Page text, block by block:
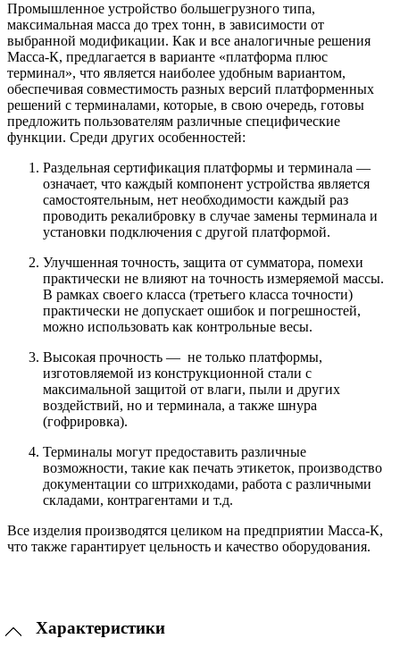
Промышленное устройство большегрузного типа,
максимальная масса до трех тонн, в зависимости от
выбранной модификации. Как и все аналогичные решения
Масса-К, предлагается в варианте «платформа плюс
терминал», что является наиболее удобным вариантом,
обеспечивая совместимость разных версий платформенных
решений с терминалами, которые, в свою очередь, готовы
предложить пользователям различные специфические
функции. Среди других особенностей:
Раздельная сертификация платформы и терминала —
означает, что каждый компонент устройства является
самостоятельным, нет необходимости каждый раз
проводить рекалибровку в случае замены терминала и
установки подключения с другой платформой.
Улучшенная точность, защита от сумматора, помехи
практически не влияют на точность измеряемой массы.
В рамках своего класса (третьего класса точности)
практически не допускает ошибок и погрешностей,
можно использовать как контрольные весы.
Высокая прочность — не только платформы,
изготовляемой из конструкционной стали с
максимальной защитой от влаги, пыли и других
воздействий, но и терминала, а также шнура
(гофрировка).
Терминалы могут предоставить различные
возможности, такие как печать этикеток, производство
документации со штрихкодами, работа с различными
складами, контрагентами и т.д.
Все изделия производятся целиком на предприятии Масса-К,
что также гарантирует цельность и качество оборудования.
Характеристики